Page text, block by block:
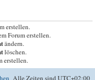
erstellen.
Forum erstellen.
ändern.
löschen.
erstellen.
Alle Zeiten sindUTC+02:00